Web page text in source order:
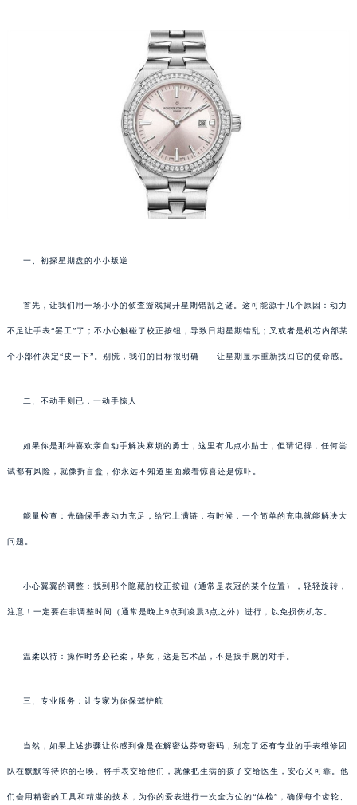
一、初探星期盘的小小叛逆
首先，让我们用一场小小的侦查游戏揭开星期错乱之谜。这可能源于几个原因：动力
不足让手表“罢工”了；不小心触碰了校正按钮，导致日期星期错乱；又或者是机芯内部某
个小部件决定“皮一下”。别慌，我们的目标很明确——让星期显示重新找回它的使命感。
二、不动手则已，一动手惊人
如果你是那种喜欢亲自动手解决麻烦的勇士，这里有几点小贴士，但请记得，任何尝
试都有风险，就像拆盲盒，你永远不知道里面藏着惊喜还是惊吓。
能量检查：先确保手表动力充足，给它上满链，有时候，一个简单的充电就能解决大
问题。
小心翼翼的调整：找到那个隐藏的校正按钮（通常是表冠的某个位置），轻轻旋转，
注意！一定要在非调整时间（通常是晚上9点到凌晨3点之外）进行，以免损伤机芯。
温柔以待：操作时务必轻柔，毕竟，这是艺术品，不是扳手腕的对手。
三、专业服务：让专家为你保驾护航
当然，如果上述步骤让你感到像是在解密达芬奇密码，别忘了还有专业的手表维修团
队在默默等待你的召唤。将手表交给他们，就像把生病的孩子交给医生，安心又可靠。他
们会用精密的工具和精湛的技术，为你的爱表进行一次全方位的“体检”，确保每个齿轮、